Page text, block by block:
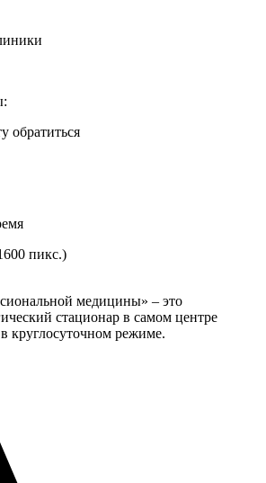
обратиться
медицины» – это
стационар в самом центре
круглосуточном режиме.